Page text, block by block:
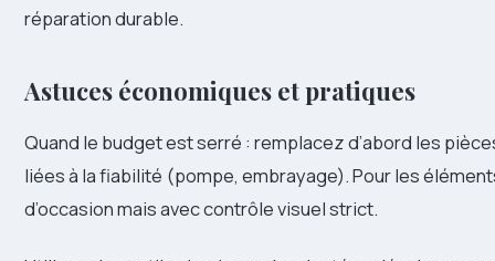
réparation durable.
Astuces économiques et pratiques
Quand le budget est serré : remplacez d’abord les
liées à la fiabilité (pompe, embrayage). Pour les
d’occasion mais avec contrôle visuel strict.